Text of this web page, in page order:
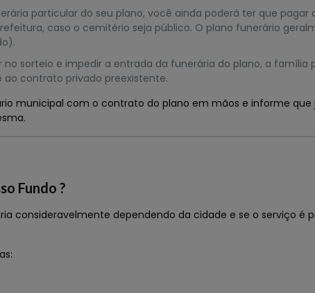
particular do seu plano, você ainda poderá ter que pagar
caso o cemitério seja público. O plano funerário
no sorteio e impedir a entrada da funerária do plano, a
ao contrato privado preexistente.
municipal com o contrato do plano em mãos e informe
Fundo ?
consideravelmente dependendo da cidade e se o serviço é